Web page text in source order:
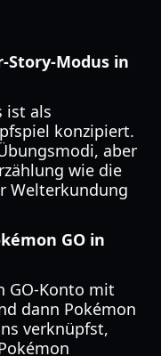
Story-Modus in
ist als
konzipiert.
aber
wie die
Welterkundung
GO in
GO-Konto mit
dann Pokémon
verknüpfst,